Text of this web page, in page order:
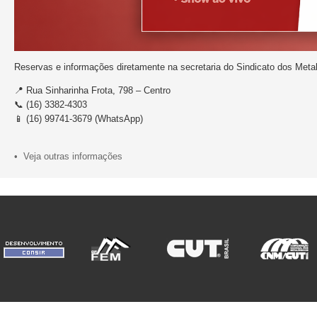
Reservas e informações diretamente na secretaria do Sindicato dos
📍 Rua Sinharinha Frota, 798 – Centro
📞 (16) 3382-4303
📱 (16) 99741-3679 (WhatsApp)
• Veja outras informações